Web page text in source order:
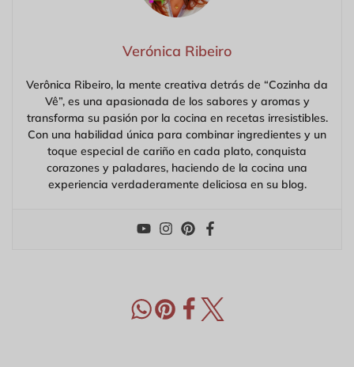
Verónica Ribeiro
Verônica Ribeiro, la mente creativa detrás de “Cozinha da
Vê”, es una apasionada de los sabores y aromas y
transforma su pasión por la cocina en recetas irresistibles.
Con una habilidad única para combinar ingredientes y un
toque especial de cariño en cada plato, conquista
corazones y paladares, haciendo de la cocina una
experiencia verdaderamente deliciosa en su blog.